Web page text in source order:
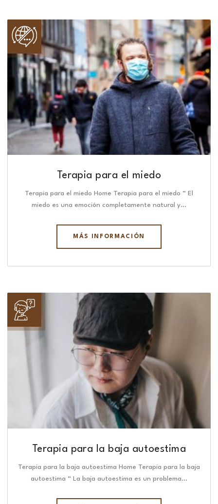
Terapia para el miedo
Terapia para el miedo Home Terapia para el miedo “ El
miedo es una emoción completamente natural y…
MÁS INFORMACIÓN
Terapia para la baja autoestima
Terapia para la baja autoestima Home Terapia para la baja
autoestima “ La baja autoestima es un problema…